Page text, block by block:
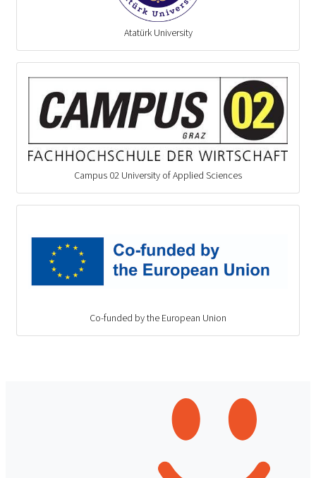
Atatürk University
Campus 02 University of Applied Sciences
Co-funded by the European Union